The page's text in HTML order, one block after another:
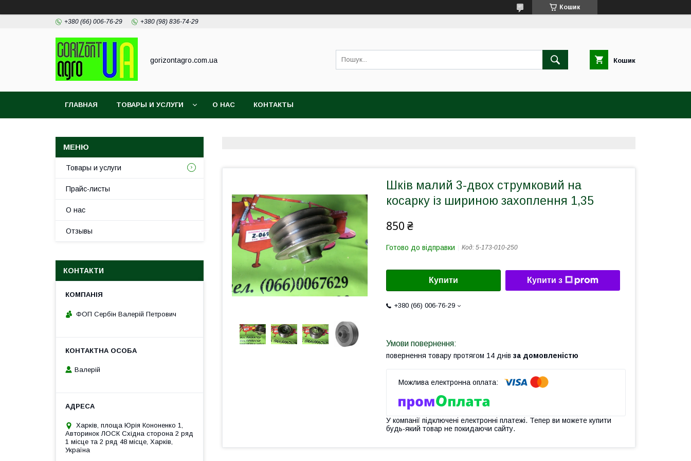
Кошик
+380 (66) 006-76-29 +380 (98) 836-74-29
gorizontagro.com.ua Кошик
ГЛАВНАЯ ТОВАРЫ И УСЛУГИ О НАС КОНТАКТЫ
Шків малий 3-двох струмковий на
косарку із шириною захоплення 1,35
850 ₴
Готово до відправки Код: 5-173-010-250
Купити Купити з
+380 (66) 006-76-29
повернення товару протягом 14 днів за домовленістю
У компанії підключені електронні платежі. Тепер ви можете купити
будь-який товар не покидаючи сайту.
Товары и услуги
Прайс-листы
О нас
Отзывы
КОНТАКТИ
ФОП Сербін Валерій Петрович
Валерій
Харків, площа Юрія Кононенко 1,
Авторинок ЛОСК Східна сторона 2 ряд
1 місце та 2 ряд 48 місце, Харків,
Україна